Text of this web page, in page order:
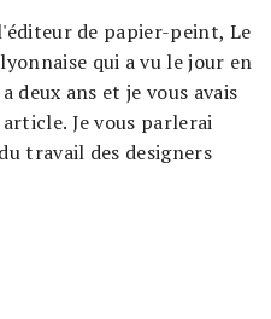
de papier-peint, Le
qui a vu le jour en
deux ans et je vous avais
Je vous parlerai
travail des designers